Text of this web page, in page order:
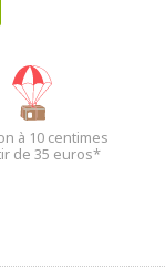
à 10 centimes
de 35 euros*